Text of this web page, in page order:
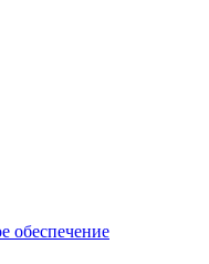
обеспечение